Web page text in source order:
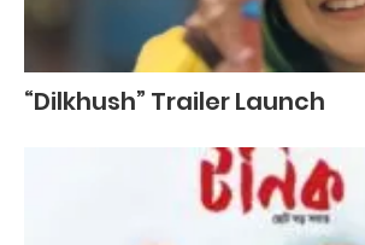
“Dilkhush” Trailer Launch